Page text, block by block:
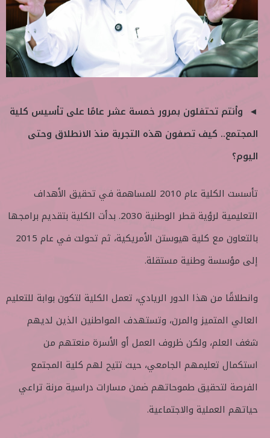
◄ وأنتم تحتفلون بمرور خمسة عشر عامًا على تأسيس كلية
المجتمع.. كيف تصفون هذه التجربة منذ الانطلاق وحتى
اليوم؟
تأسست الكلية عام 2010 للمساهمة في تحقيق الأهداف
التعليمية لرؤية قطر الوطنية 2030. بدأت الكلية بتقديم برامجها
بالتعاون مع كلية هيوستن الأمريكية، ثم تحولت في عام 2015
إلى مؤسسة وطنية مستقلة.
وانطلاقًا من هذا الدور الريادي، تعمل الكلية لتكون بوابة للتعليم
العالي المتميز والمرن، وتستهدف المواطنين الذين لديهم
شغف العلم، ولكن ظروف العمل أو الأسرة منعتهم من
استكمال تعليمهم الجامعي، حيث تتيح لهم كلية المجتمع
الفرصة لتحقيق طموحاتهم ضمن مسارات دراسية مرنة تراعي
حياتهم العملية والاجتماعية.